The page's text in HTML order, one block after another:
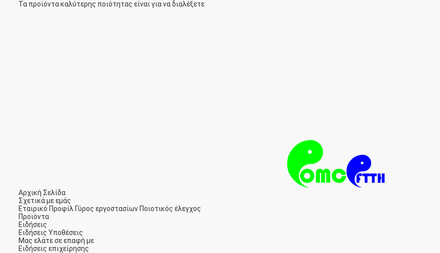
Τα προϊόντα καλύτερης ποιότητας είναι για να διαλέξετε
Αρχική Σελίδα
Σχετικά με εμάς
Εταιρικό Προφίλ Γύρος εργοστασίων Ποιοτικός έλεγχος
Προϊόντα
Ειδήσεις
Ειδήσεις Υποθέσεις
Μας ελάτε σε επαφή με
Ειδήσεις επιχείρησης